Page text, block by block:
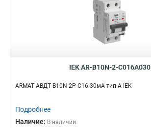
IEK AR-B10N-2-C016A030
ARMAT АВДТ B10N 2P C16 30мА тип A IEK
Подробнее
Наличие: В наличии